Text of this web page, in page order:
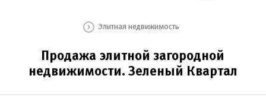
Элитная недвижимость
Продажа элитной загородной
недвижимости. Зеленый Квартал